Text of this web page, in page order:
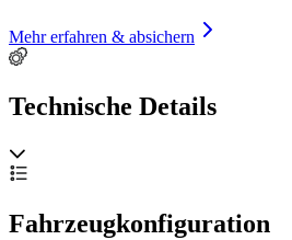
Mehr erfahren & absichern
Technische Details
Fahrzeugkonfiguration